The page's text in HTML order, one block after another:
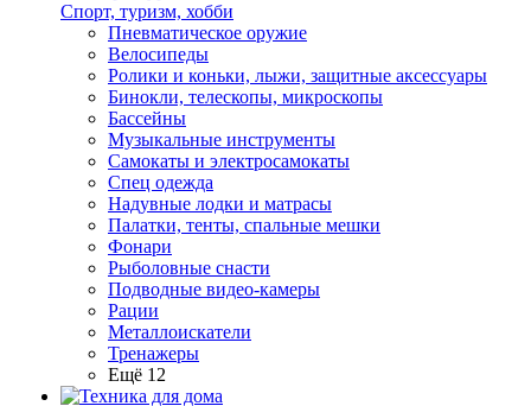
Спорт, туризм, хобби
Пневматическое оружие
Велосипеды
Ролики и коньки, лыжи, защитные аксессуары
Бинокли, телескопы, микроскопы
Бассейны
Музыкальные инструменты
Самокаты и электросамокаты
Спец одежда
Надувные лодки и матрасы
Палатки, тенты, спальные мешки
Фонари
Рыболовные снасти
Подводные видео-камеры
Рации
Металлоискатели
Тренажеры
Ещё 12